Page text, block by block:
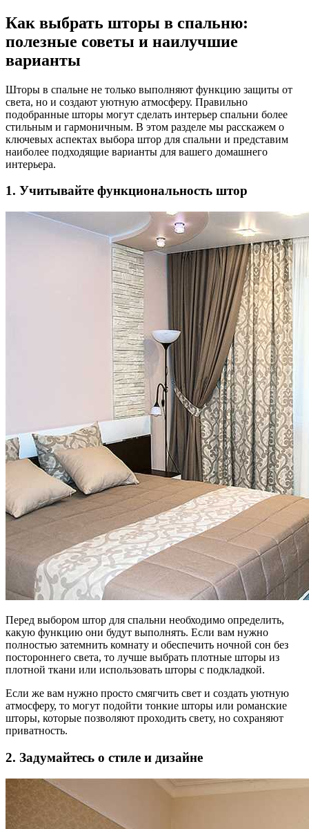
Как выбрать шторы в спальню:
полезные советы и наилучшие
варианты
Шторы в спальне не только выполняют функцию защиты от
света, но и создают уютную атмосферу. Правильно
подобранные шторы могут сделать интерьер спальни более
стильным и гармоничным. В этом разделе мы расскажем о
ключевых аспектах выбора штор для спальни и представим
наиболее подходящие варианты для вашего домашнего
интерьера.
1. Учитывайте функциональность штор
Перед выбором штор для спальни необходимо определить,
какую функцию они будут выполнять. Если вам нужно
полностью затемнить комнату и обеспечить ночной сон без
постороннего света, то лучше выбрать плотные шторы из
плотной ткани или использовать шторы с подкладкой.
Если же вам нужно просто смягчить свет и создать уютную
атмосферу, то могут подойти тонкие шторы или романские
шторы, которые позволяют проходить свету, но сохраняют
приватность.
2. Задумайтесь о стиле и дизайне